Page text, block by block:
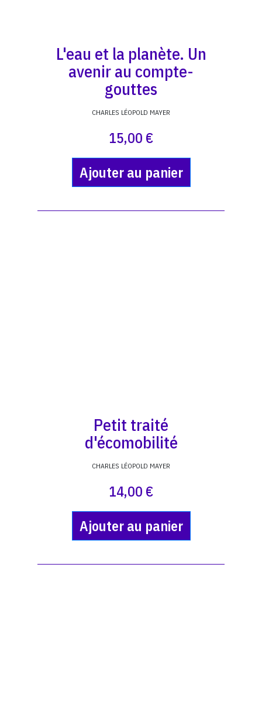
L'eau et la planète. Un
avenir au compte-
gouttes
CHARLES LÉOPOLD MAYER
15,00 €
Ajouter au panier
Petit traité
d'écomobilité
CHARLES LÉOPOLD MAYER
14,00 €
Ajouter au panier